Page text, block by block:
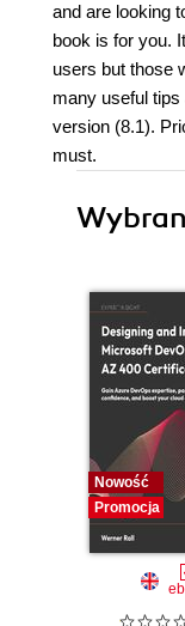
and are looking
book is for you.
users but those
many useful
version (8.1).
must.
Nowość
Promocja